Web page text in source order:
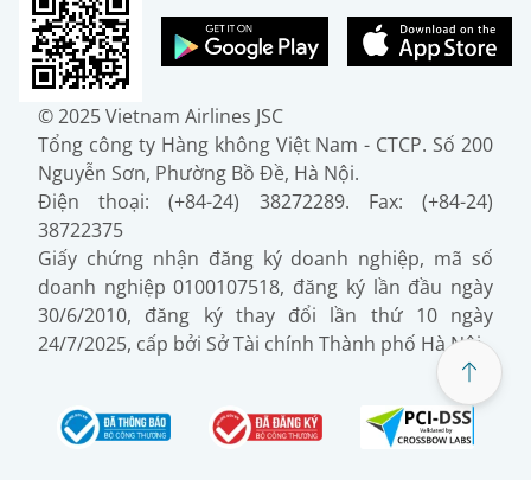
© 2025 Vietnam Airlines JSC
Tổng công ty Hàng không Việt Nam - CTCP. Số 200
Nguyễn Sơn, Phường Bồ Đề, Hà Nội.
Điện thoại: (+84-24) 38272289. Fax: (+84-24)
38722375
Giấy chứng nhận đăng ký doanh nghiệp, mã số
doanh nghiệp 0100107518, đăng ký lần đầu ngày
30/6/2010, đăng ký thay đổi lần thứ 10 ngày
24/7/2025, cấp bởi Sở Tài chính Thành phố Hà Nội.